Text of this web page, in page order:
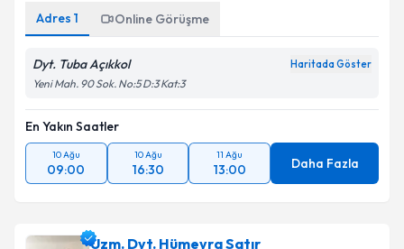
Adres 1 Online Görüşme
Dyt. Tuba Açıkkol Haritada Göster
Yeni Mah. 90 Sok. No:5 D:3 Kat:3
En Yakın Saatler
10 Ağu
09:00
10 Ağu
16:30
11 Ağu
13:00 Daha Fazla
Uzm. Dyt. Hümeyra Satır